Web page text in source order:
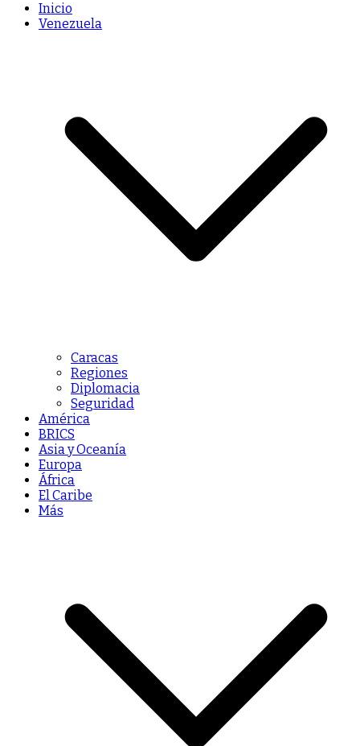
Inicio
Venezuela
Caracas
Regiones
Diplomacia
Seguridad
América
BRICS
Asia y Oceanía
Europa
África
El Caribe
Más